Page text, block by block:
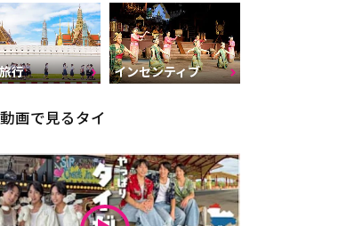
行 インセンティブ
動画で見るタイ